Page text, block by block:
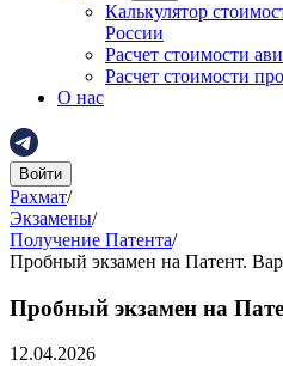
Калькулятор
России
Расчет стоимости
Расчет стоимости
О нас
Войти
Рахмат/
Экзамены/
Получение Патента/
Пробный экзамен на Патент.
Пробный экзамен на
12.04.2026